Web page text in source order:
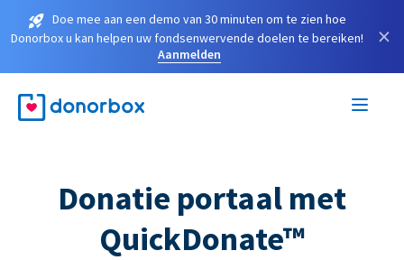
Doe mee aan een demo van 30 minuten om te zien hoe
Donorbox u kan helpen uw fondsenwervende doelen te bereiken!
Aanmelden
×
Donatie portaal met
QuickDonate™